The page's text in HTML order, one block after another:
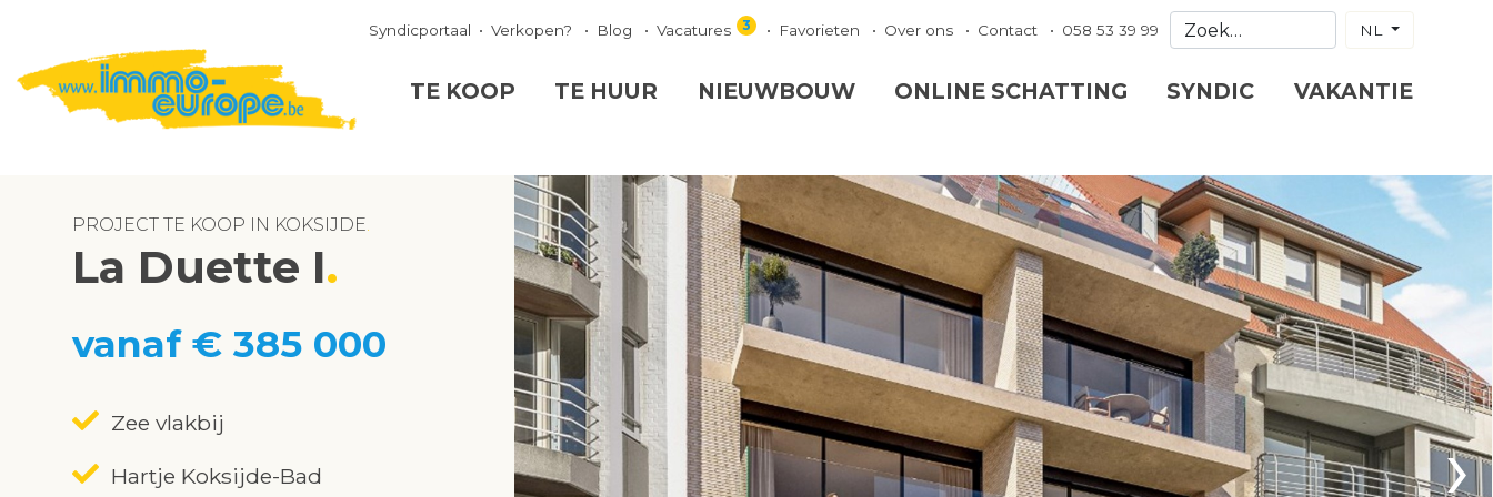
Syndicportaal Verkopen? Blog Vacatures 3 Favorieten Over ons Contact 058 53 39 99 NL
TE KOOP TE HUUR NIEUWBOUW ONLINE SCHATTING SYNDIC VAKANTIE
›
PROJECT TE KOOP IN KOKSIJDE
La Duette I
vanaf € 385 000
Zee vlakbij
Hartje Koksijde-Bad